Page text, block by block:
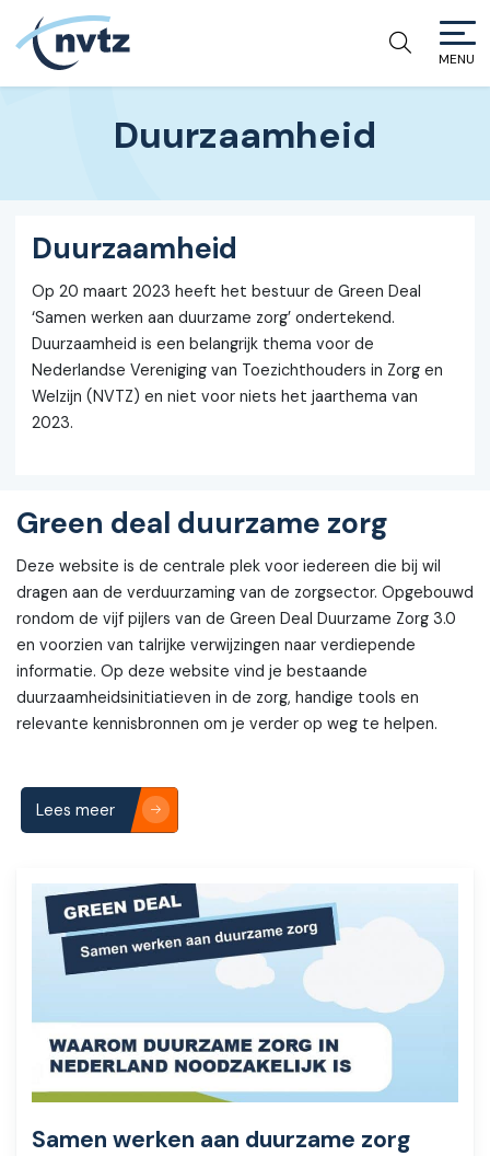
NVTZ
MENU
Duurzaamheid
Duurzaamheid
Op 20 maart 2023 heeft het bestuur de Green Deal
‘Samen werken aan duurzame zorg’ ondertekend.
Duurzaamheid is een belangrijk thema voor de
Nederlandse Vereniging van Toezichthouders in Zorg en
Welzijn (NVTZ) en niet voor niets het jaarthema van
2023.
Green deal duurzame zorg
Deze website is de centrale plek voor iedereen die bij wil
dragen aan de verduurzaming van de zorgsector. Opgebouwd
rondom de vijf pijlers van de Green Deal Duurzame Zorg 3.0
en voorzien van talrijke verwijzingen naar verdiepende
informatie. Op deze website vind je bestaande
duurzaamheidsinitiatieven in de zorg, handige tools en
relevante kennisbronnen om je verder op weg te helpen.
Lees meer
Samen werken aan duurzame zorg